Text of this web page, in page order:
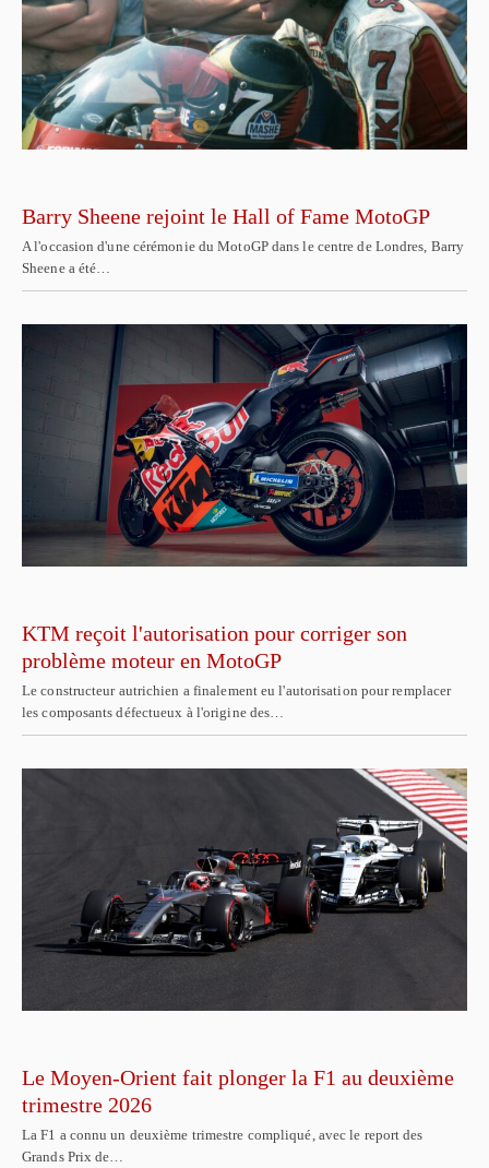
Barry Sheene rejoint le Hall of Fame MotoGP
A l'occasion d'une cérémonie du MotoGP dans le centre de Londres, Barry
Sheene a été…
KTM reçoit l'autorisation pour corriger son
problème moteur en MotoGP
Le constructeur autrichien a finalement eu l'autorisation pour remplacer
les composants défectueux à l'origine des…
Le Moyen-Orient fait plonger la F1 au deuxième
trimestre 2026
La F1 a connu un deuxième trimestre compliqué, avec le report des
Grands Prix de…